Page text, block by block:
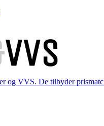
og VVS. De tilbyder